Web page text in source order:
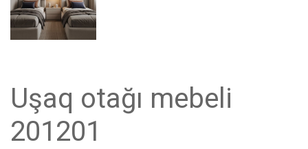
Uşaq otağı mebeli
201201